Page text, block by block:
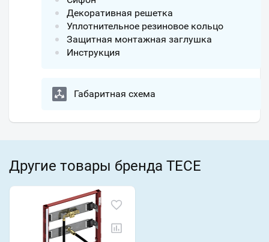
Декоративная решетка
Уплотнительное резиновое кольцо
Защитная монтажная заглушка
Инструкция
Габаритная схема
Другие товары бренда TECE